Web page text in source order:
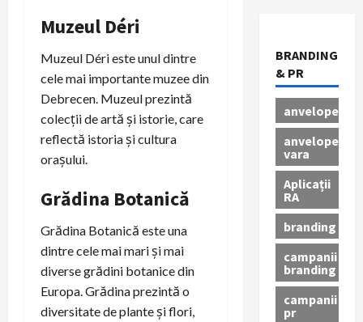
Muzeul Déri
Muzeul Déri este unul dintre
cele mai importante muzee din
Debrecen. Muzeul prezintă
colecții de artă și istorie, care
reflectă istoria și cultura
orașului.
Grădina Botanică
Grădina Botanică este una
dintre cele mai mari și mai
diverse grădini botanice din
Europa. Grădina prezintă o
diversitate de plante și flori,
BRANDING
& PR
anvelope
anvelope
vara
Aplicații
RA
branding
campanii
branding
campanii
pr